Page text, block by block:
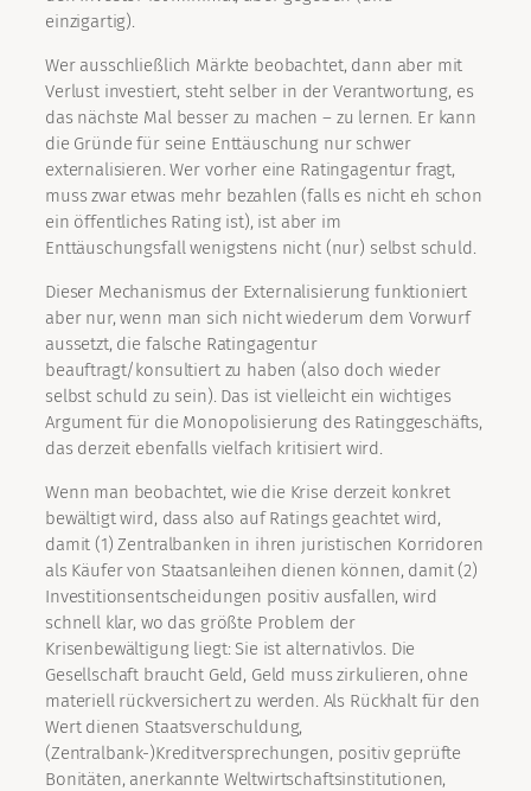
einzigartig).
Wer ausschließlich Märkte beobachtet, dann aber mit
Verlust investiert, steht selber in der Verantwortung, es
das nächste Mal besser zu machen – zu lernen. Er kann
die Gründe für seine Enttäuschung nur schwer
externalisieren. Wer vorher eine Ratingagentur fragt,
muss zwar etwas mehr bezahlen (falls es nicht eh schon
ein öffentliches Rating ist), ist aber im
Enttäuschungsfall wenigstens nicht (nur) selbst schuld.
Dieser Mechanismus der Externalisierung funktioniert
aber nur, wenn man sich nicht wiederum dem Vorwurf
aussetzt, die falsche Ratingagentur
beauftragt/konsultiert zu haben (also doch wieder
selbst schuld zu sein). Das ist vielleicht ein wichtiges
Argument für die Monopolisierung des Ratinggeschäfts,
das derzeit ebenfalls vielfach kritisiert wird.
Wenn man beobachtet, wie die Krise derzeit konkret
bewältigt wird, dass also auf Ratings geachtet wird,
damit (1) Zentralbanken in ihren juristischen Korridoren
als Käufer von Staatsanleihen dienen können, damit (2)
Investitionsentscheidungen positiv ausfallen, wird
schnell klar, wo das größte Problem der
Krisenbewältigung liegt: Sie ist alternativlos. Die
Gesellschaft braucht Geld, Geld muss zirkulieren, ohne
materiell rückversichert zu werden. Als Rückhalt für den
Wert dienen Staatsverschuldung,
(Zentralbank-)Kreditversprechungen, positiv geprüfte
Bonitäten, anerkannte Weltwirtschaftsinstitutionen,